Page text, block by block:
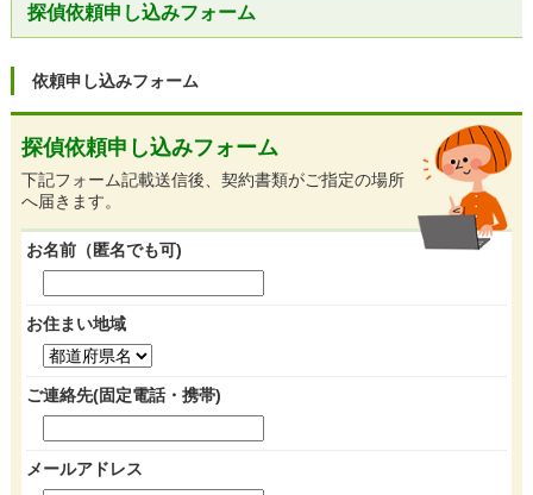
探偵依頼申し込みフォーム
依頼申し込みフォーム
探偵依頼申し込みフォーム
下記フォーム記載送信後、契約書類がご指定の場所
へ届きます。
お名前（匿名でも可)
お住まい地域
ご連絡先(固定電話・携帯)
メールアドレス